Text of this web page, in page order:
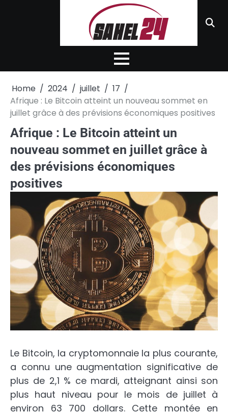
Home 2024 juillet
17
Afrique : Le Bitcoin atteint un nouveau sommet en
juillet grâce à des prévisions économiques positives
Afrique : Le Bitcoin atteint un
nouveau sommet en juillet grâce à
des prévisions économiques
positives
Le Bitcoin, la cryptomonnaie la plus courante,
a connu une augmentation significative de
plus de 2,1 % ce mardi, atteignant ainsi son
plus haut niveau pour le mois de juillet à
environ 63 700 dollars. Cette montée en